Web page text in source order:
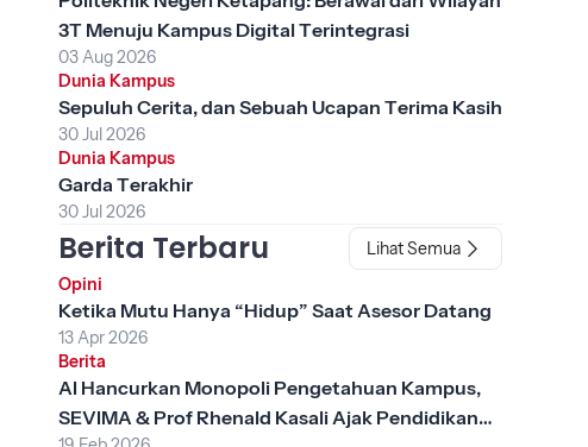
3T Menuju Kampus Digital Terintegrasi
03 Aug 2026
Dunia Kampus
Sepuluh Cerita, dan Sebuah Ucapan Terima Kasih
30 Jul 2026
Dunia Kampus
Garda Terakhir
30 Jul 2026
Berita Terbaru
Lihat Semua
Opini
Ketika Mutu Hanya “Hidup” Saat Asesor Datang
13 Apr 2026
Berita
AI Hancurkan Monopoli Pengetahuan Kampus,
SEVIMA & Prof Rhenald Kasali Ajak Pendidikan